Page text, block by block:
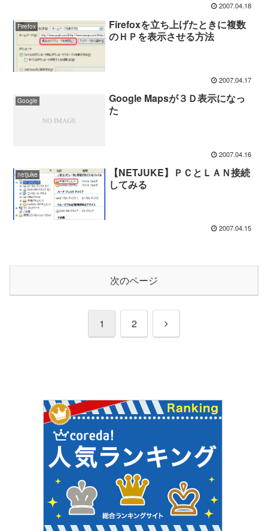
2007.04.18
Firefox
Firefoxを立ち上げたときに複数
のＨＰを表示させる方法
2007.04.17
Google
Google Mapsが３Ｄ表示になっ
た
2007.04.16
netjuke
【NETJUKE】ＰＣとＬＡＮ接続
してみる
2007.04.15
次のページ
1 2
次